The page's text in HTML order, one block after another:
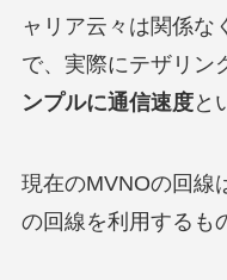
ャリア云々は関係な
で、実際にテザリン
ンプルに通信速度と
現在のMVNOの回線
の回線を利用するも